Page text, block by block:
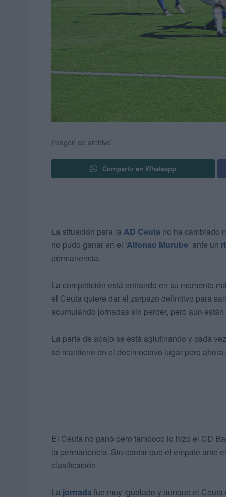
Imagen de archivo
Compartir en Whatsapp
La situación para la AD Ceuta no ha cambiado
no pudo ganar en el ‘Alfonso Murube’ ante un
permanencia.
La competición está entrando en su momento
el Ceuta quiere dar el zarpazo definitivo para
acumulando jornadas sin perder, pero aún
La parte de abajo se está aglutinando y cada
se mantiene en el decimoctavo lugar pero
El Ceuta no ganó pero tampoco lo hizo el CD
la permanencia. Sin contar que el empate ante
clasificación.
La jornada fue muy igualado y aunque el